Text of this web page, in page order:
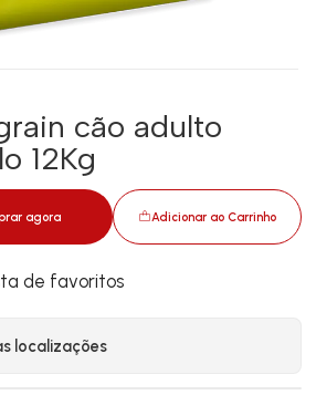
cão adulto
12Kg
Adicionar ao Carrinho
agora
de favoritos
localizações